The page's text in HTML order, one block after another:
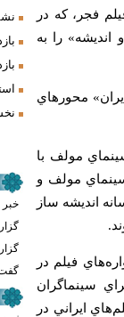
خبر
فجر، كه در
و انديشه» را به
محورهاي
مولف با
مولف و
انديشه ساز
فيلم در
سينماگران
ايراني در